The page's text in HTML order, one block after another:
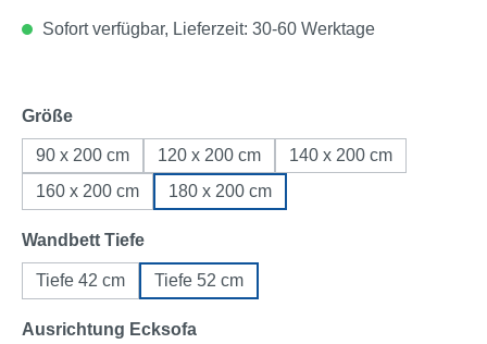
Sofort verfügbar, Lieferzeit: 30-60 Werktage
Größeauswählen
90 x 200 cm 120 x 200 cm
140 x 200 cm
160 x 200 cm
180 x 200 cm
Wandbett Tiefeauswählen
Tiefe 42 cm Tiefe 52 cm
Ausrichtung Ecksofa